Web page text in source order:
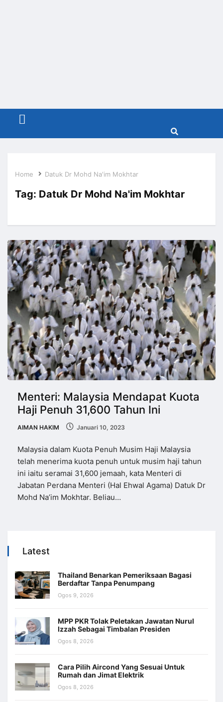
Menu
Home Datuk Dr Mohd Na'im Mokhtar
Tag: Datuk Dr Mohd Na'im Mokhtar
Menteri: Malaysia Mendapat Kuota
Haji Penuh 31,600 Tahun Ini
AIMAN HAKIM Januari 10, 2023
Malaysia dalam Kuota Penuh Musim Haji Malaysia
telah menerima kuota penuh untuk musim haji tahun
ini iaitu seramai 31,600 jemaah, kata Menteri di
Jabatan Perdana Menteri (Hal Ehwal Agama) Datuk Dr
Mohd Na’im Mokhtar. Beliau…
Latest
Thailand Benarkan Pemeriksaan Bagasi
Berdaftar Tanpa Penumpang
Ogos 9, 2026
MPP PKR Tolak Peletakan Jawatan Nurul
Izzah Sebagai Timbalan Presiden
Ogos 8, 2026
Cara Pilih Aircond Yang Sesuai Untuk
Rumah dan Jimat Elektrik
Ogos 8, 2026